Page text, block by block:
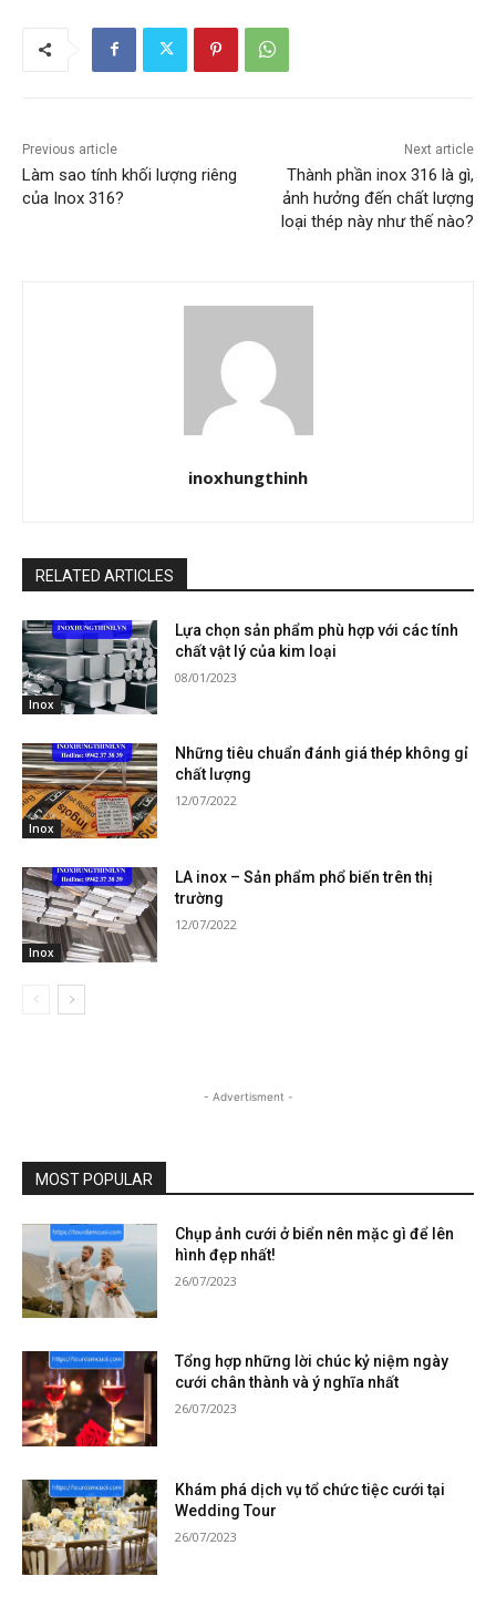
Previous article
Làm sao tính khối lượng riêng
của Inox 316?
Next article
Thành phần inox 316 là gì,
ảnh hưởng đến chất lượng
loại thép này như thế nào?
inoxhungthinh
RELATED ARTICLES
Inox
Lựa chọn sản phẩm phù hợp với các tính
chất vật lý của kim loại
08/01/2023
Inox
Những tiêu chuẩn đánh giá thép không gỉ
chất lượng
12/07/2022
Inox
LA inox – Sản phẩm phổ biến trên thị
trường
12/07/2022
- Advertisment -
MOST POPULAR
Chụp ảnh cưới ở biển nên mặc gì để lên
hình đẹp nhất!
26/07/2023
Tổng hợp những lời chúc kỷ niệm ngày
cưới chân thành và ý nghĩa nhất
26/07/2023
Khám phá dịch vụ tổ chức tiệc cưới tại
Wedding Tour
26/07/2023